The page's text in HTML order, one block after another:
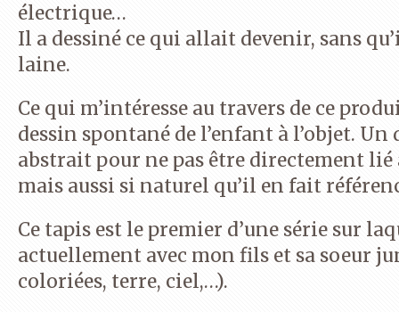
électrique…
Il a dessiné ce qui allait devenir, sans
laine.
Ce qui m’intéresse au travers de ce
dessin spontané de l’enfant à l’objet.
abstrait pour ne pas être directement lié
mais aussi si naturel qu’il en fait
Ce tapis est le premier d’une série sur
actuellement avec mon fils et sa soeur
coloriées, terre, ciel,…).